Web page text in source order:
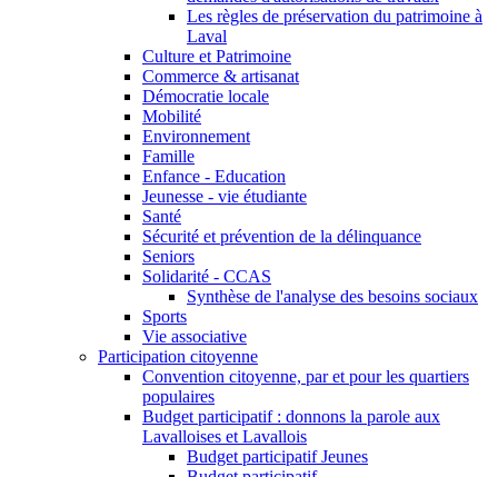
Les règles de préservation du patrimoine à
Laval
Culture et Patrimoine
Commerce & artisanat
Démocratie locale
Mobilité
Environnement
Famille
Enfance - Education
Jeunesse - vie étudiante
Santé
Sécurité et prévention de la délinquance
Seniors
Solidarité - CCAS
Synthèse de l'analyse des besoins sociaux
Sports
Vie associative
Participation citoyenne
Convention citoyenne, par et pour les quartiers
populaires
Budget participatif : donnons la parole aux
Lavalloises et Lavallois
Budget participatif Jeunes